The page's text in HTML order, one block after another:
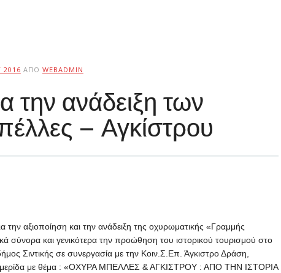
ΑΠΌ WEBADMIN
την ανάδειξη των
– Αγκίστρου
την αξιοποίηση και την ανάδειξη της οχυρωματικής «Γραμμής
σύνορα και γενικότερα την προώθηση του ιστορικού τουρισμού στο
Σιντικής σε συνεργασία με την Κοιν.Σ.Επ. Άγκιστρο Δράση,
με θέμα : «OΧΥΡΑ ΜΠΕΛΛΕΣ & ΑΓΚΙΣΤΡΟΥ : ΑΠΟ ΤΗΝ ΙΣΤΟΡΙΑ